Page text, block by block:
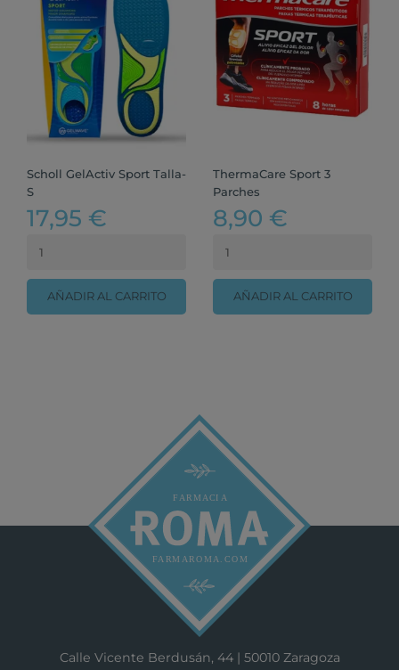
Scholl GelActiv Sport Talla-
S
17,95 €
AÑADIR AL CARRITO
ThermaCare Sport 3
Parches
8,90 €
AÑADIR AL CARRITO
Calle Vicente Berdusán, 44 | 50010 Zaragoza